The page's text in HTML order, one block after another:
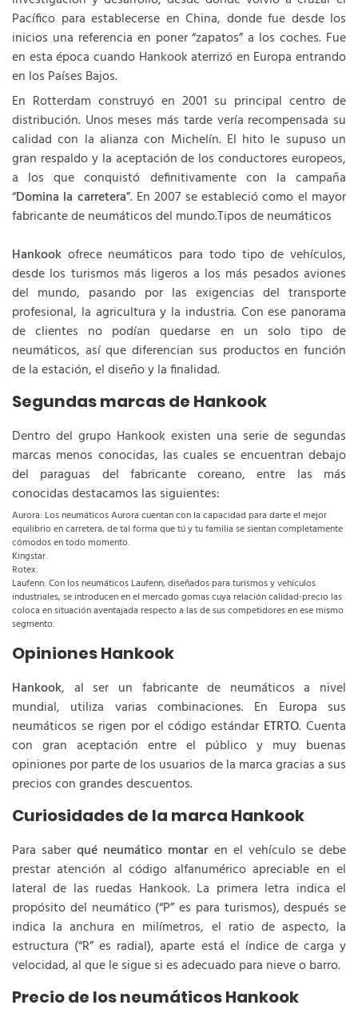
Pacífico para establecerse en China, donde fue desde los
inicios una referencia en poner “zapatos” a los coches. Fue
en esta época cuando Hankook aterrizó en Europa entrando
en los Países Bajos.
En Rotterdam construyó en 2001 su principal centro de
distribución. Unos meses más tarde vería recompensada su
calidad con la alianza con Michelín. El hito le supuso un
gran respaldo y la aceptación de los conductores europeos,
a los que conquistó definitivamente con la campaña
“Domina la carretera”. En 2007 se estableció como el mayor
fabricante de neumáticos del mundo.Tipos de neumáticos
Hankook ofrece neumáticos para todo tipo de vehículos,
desde los turismos más ligeros a los más pesados aviones
del mundo, pasando por las exigencias del transporte
profesional, la agricultura y la industria. Con ese panorama
de clientes no podían quedarse en un solo tipo de
neumáticos, así que diferencian sus productos en función
de la estación, el diseño y la finalidad.
Segundas marcas de Hankook
Dentro del grupo Hankook existen una serie de segundas
marcas menos conocidas, las cuales se encuentran debajo
del paraguas del fabricante coreano, entre las más
conocidas destacamos las siguientes:
Aurora: Los neumáticos Aurora cuentan con la capacidad para darte el mejor
equilibrio en carretera, de tal forma que tú y tu familia se sientan completamente
cómodos en todo momento.
Kingstar.
Rotex.
Laufenn: Con los neumáticos Laufenn, diseñados para turismos y vehículos
industriales, se introducen en el mercado gomas cuya relación calidad-precio las
coloca en situación aventajada respecto a las de sus competidores en ese mismo
segmento.
Opiniones Hankook
Hankook, al ser un fabricante de neumáticos a nivel
mundial, utiliza varias combinaciones. En Europa sus
neumáticos se rigen por el código estándar ETRTO. Cuenta
con gran aceptación entre el público y muy buenas
opiniones por parte de los usuarios de la marca gracias a sus
precios con grandes descuentos.
Curiosidades de la marca Hankook
Para saberqué neumático montaren el vehículo se debe
prestar atención al código alfanumérico apreciable en el
lateral de las ruedas Hankook. La primera letra indica el
propósito del neumático (“P” es para turismos), después se
indica la anchura en milímetros, el ratio de aspecto, la
estructura (“R” es radial), aparte está el índice de carga y
velocidad, al que le sigue si es adecuado para nieve o barro.
Precio de los neumáticos Hankook